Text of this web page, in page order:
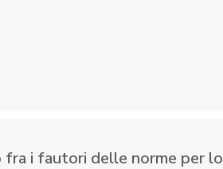
i fautori delle norme per lo